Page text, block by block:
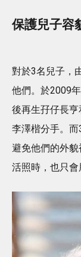
保護兒子容
對於3名兒子，
他們。於2009
後再生孖仔長
李澤楷分手。
避免他們的外
活照時，也只會